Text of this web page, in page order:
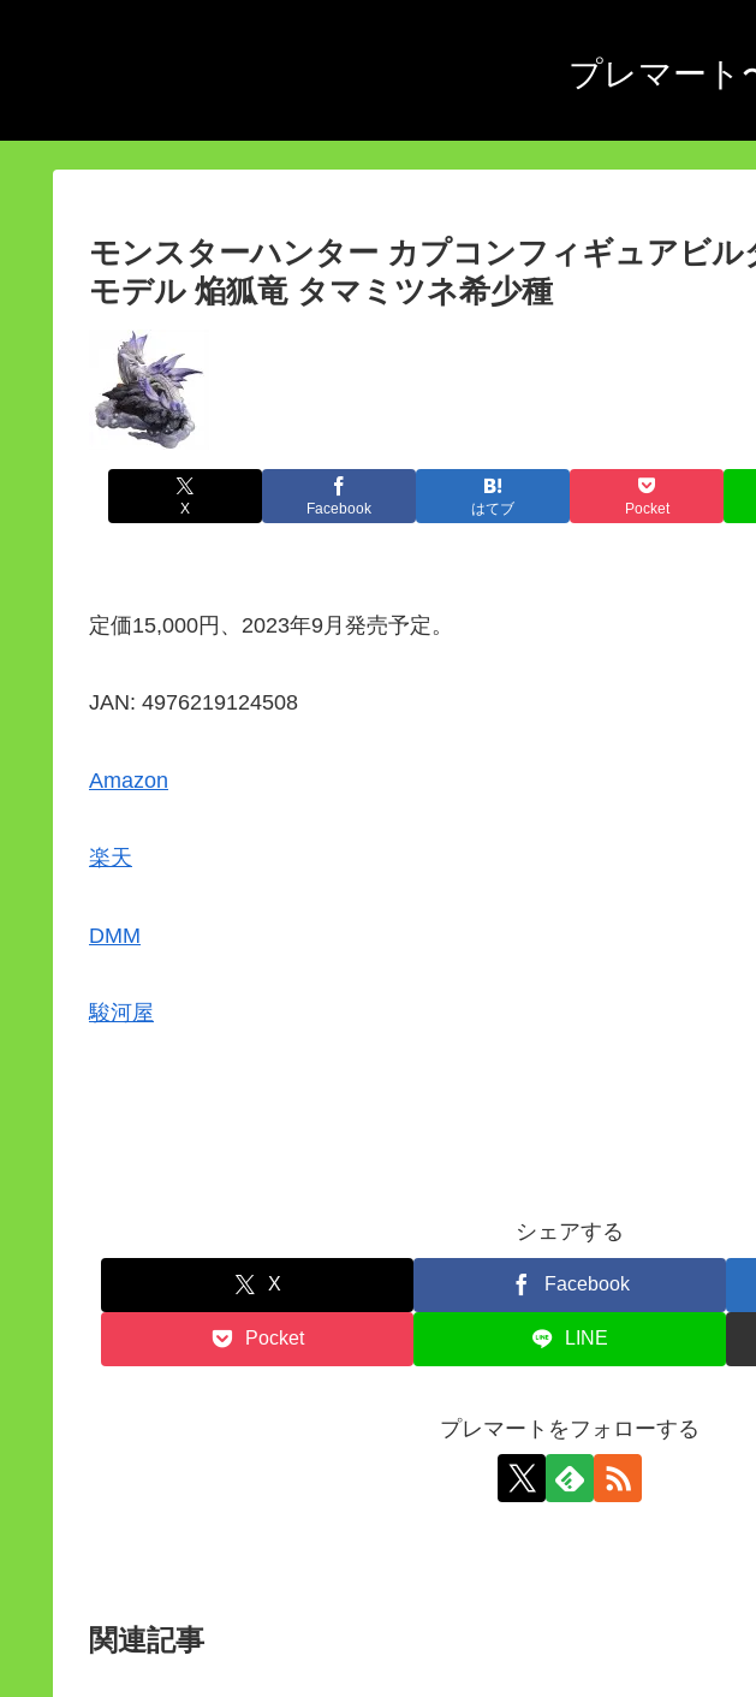
プレマート
モンスターハンター カプコンフィギュアビ
モデル 焔狐竜 タマミツネ希少種
X Facebook はてブ Pocket
定価15,000円、2023年9月発売予定。
JAN: 4976219124508
Amazon
楽天
DMM
駿河屋
シェアする
X Facebook
Pocket LINE
プレマートをフォローする
関連記事